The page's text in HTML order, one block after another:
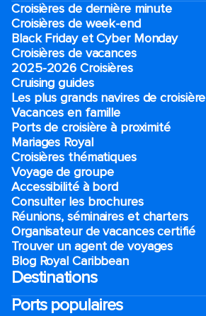
Croisières de dernière minute
Croisières de week-end
Black Friday et Cyber Monday
Croisières de vacances
2025-2026 Croisières
Cruising guides
Les plus grands navires de croisière
Vacances en famille
Ports de croisière à proximité
Mariages Royal
Croisières thématiques
Voyage de groupe​
Accessibilité à bord​
Consulter les brochures
Réunions, séminaires et charters
Organisateur de vacances certifié
Trouver un agent de voyages
Blog Royal Caribbean
Destinations
Ports populaires